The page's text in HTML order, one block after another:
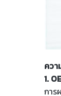
ควา
1.
กา